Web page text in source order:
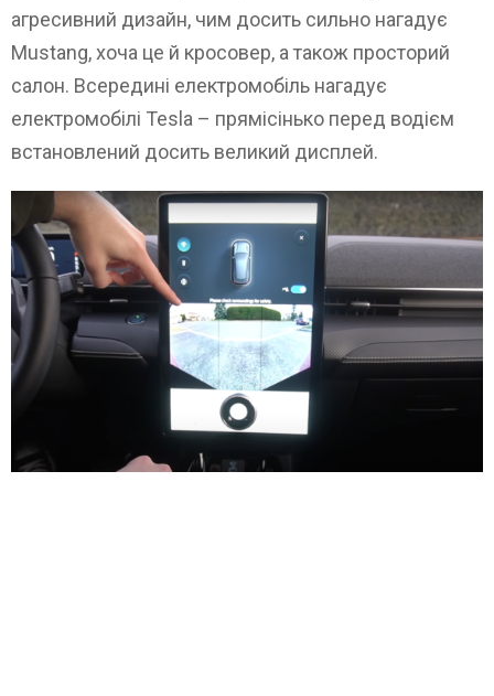
агресивний дизайн, чим досить сильно нагадує
Mustang, хоча це й кросовер, а також просторий
салон. Всередині електромобіль нагадує
електромобілі Tesla – прямісінько перед водієм
встановлений досить великий дисплей.